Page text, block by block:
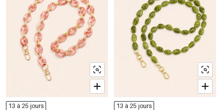
13 à 25 jours 13 à 25 jours